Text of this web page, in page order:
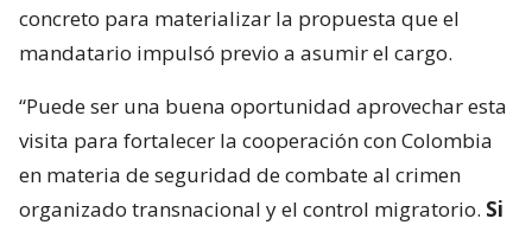
concreto para materializar la propuesta que el
mandatario impulsó previo a asumir el cargo.
“Puede ser una buena oportunidad aprovechar esta
visita para fortalecer la cooperación con Colombia
en materia de seguridad de combate al crimen
organizado transnacional y el control migratorio. Si